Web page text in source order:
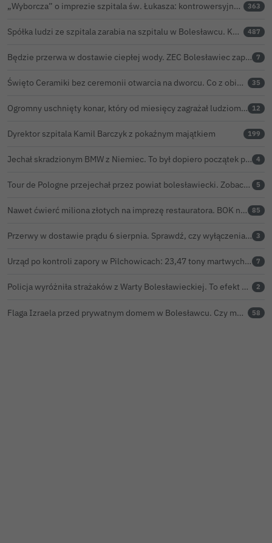
„Wyborcza” o imprezie szpitala św. Łukasza: kontrowersyjna gala dla pracowników 363
Spółka ludzi ze szpitala zarabia na szpitalu w Bolesławcu. Kwoty pozostają tajne 487
Będzie przerwa w dostawie ciepłej wody. ZEC Bolesławiec zapowiada prace remontowe 7
Święto Ceramiki bez ceremonii otwarcia na dworcu. Co z obietnicą prezydenta Bolesławca? 35
Ogromny uschnięty konar, który od miesięcy zagrażał ludziom w Bolesławcu, wycięty 12
Dyrektor szpitala Kamil Barczyk z pokaźnym majątkiem 199
Jechał skradzionym BMW z Niemiec. To był dopiero początek problemów 33-latka 4
Tour de Pologne przejechał przez powiat bolesławiecki. Zobacz wideo z Zebrzydowej 5
Nawet ćwierć miliona złotych na imprezę restauratora. BOK nie chce ujawnić kosztów przed Świętem Ceramiki 85
Przerwy w dostawie prądu 6 sierpnia. Sprawdź, czy wyłączenia obejmą Twoją miejscowość 3
Urząd po kontroli zapory w Pilchowicach: 23,47 tony martwych ryb i zawiadomienie do prokuratury 7
Policja wyróżniła strażaków z Warty Bolesławieckiej. To efekt nocnej akcji, która zakończyła się sukcesem 2
Flaga Izraela przed prywatnym domem w Bolesławcu. Czy można ją legalnie wywiesić? 58